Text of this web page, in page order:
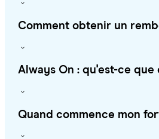
Comment obtenir un
Always On : qu'est-ce que
Quand commence mon